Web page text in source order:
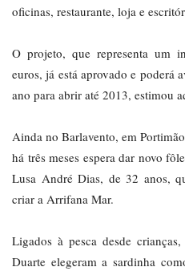
oficinas, restaurante, loja e
O projeto, que representa um
euros, já está aprovado e poderá
ano para abrir até 2013, estimou
Ainda no Barlavento, em
há três meses espera dar novo
Lusa André Dias, de 32 anos,
criar a Arrifana Mar.
Ligados à pesca desde
Duarte elegeram a sardinha